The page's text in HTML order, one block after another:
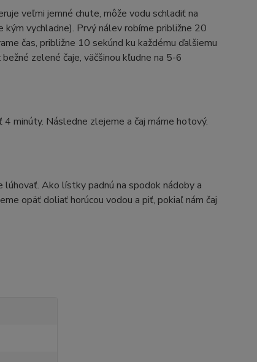
veľmi jemné chute, môže vodu schladiť na
vychladne). Prvý nálev robíme približne 20
čas, približne 10 sekúnd ku každému ďalšiemu
zelené čaje, väčšinou kľudne na 5-6
minúty. Následne zlejeme a čaj máme hotový.
lúhovať. Ako lístky padnú na spodok nádoby a
opäť doliať horúcou vodou a piť, pokiaľ nám čaj